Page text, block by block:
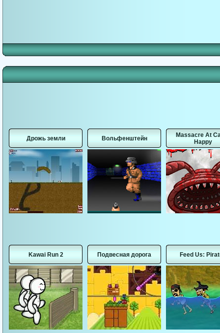
Дрожь земли Вольфенштейн
Massacre At
Happy
Kawai Run 2 Подвесная дорога Feed Us: